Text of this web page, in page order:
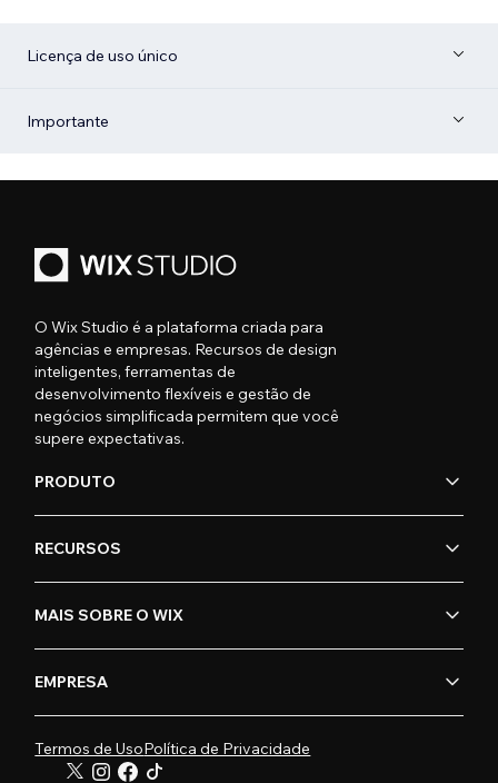
Licença de uso único
Importante
O Wix Studio é a plataforma criada para
agências e empresas. Recursos de design
inteligentes, ferramentas de
desenvolvimento flexíveis e gestão de
negócios simplificada permitem que você
supere expectativas.
PRODUTO
RECURSOS
MAIS SOBRE O WIX
EMPRESA
Termos de UsoPolítica de Privacidade